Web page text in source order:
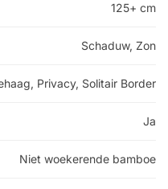
125+ cm
Schaduw, Zon
Privacy, Solitair Border
Ja
Niet woekerende bamboe